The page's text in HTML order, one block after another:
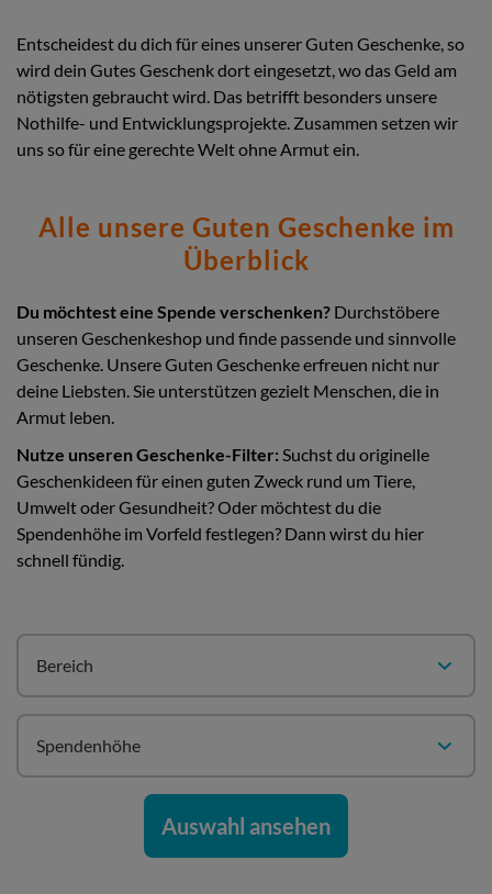
Entscheidest du dich für eines unserer Guten Geschenke, so
wird dein Gutes Geschenk dort eingesetzt, wo das Geld am
nötigsten gebraucht wird. Das betrifft besonders unsere
Nothilfe- und Entwicklungsprojekte. Zusammen setzen wir
uns so für eine gerechte Welt ohne Armut ein.
Alle unsere Guten Geschenke im
Überblick
Du möchtest eine Spende verschenken? Durchstöbere
unseren Geschenkeshop und finde passende und sinnvolle
Geschenke. Unsere Guten Geschenke erfreuen nicht nur
deine Liebsten. Sie unterstützen gezielt Menschen, die in
Armut leben.
Nutze unseren Geschenke-Filter: Suchst du originelle
Geschenkideen für einen guten Zweck rund um Tiere,
Umwelt oder Gesundheit? Oder möchtest du die
Spendenhöhe im Vorfeld festlegen? Dann wirst du hier
schnell fündig.
Bereich
Spendenhöhe
Auswahl ansehen